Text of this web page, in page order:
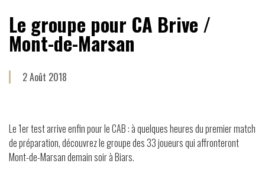
Le groupe pour CA Brive /
Mont-de-Marsan
2 Août 2018
Le 1er test arrive enfin pour le CAB : à quelques heures du premier match
de préparation, découvrez le groupe des 33 joueurs qui affronteront
Mont-de-Marsan demain soir à Biars.